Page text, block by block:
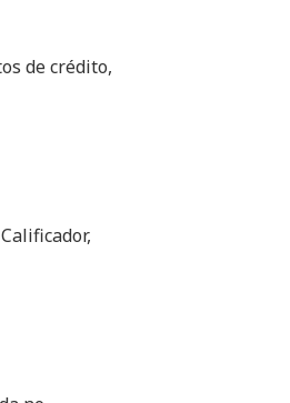
de crédito,